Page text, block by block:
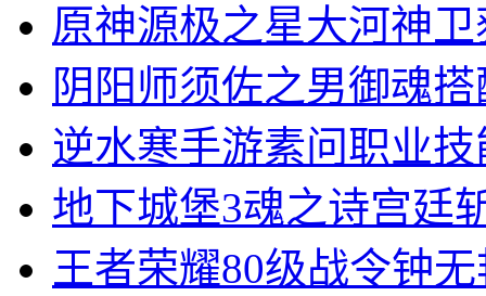
原神源极之星大河神
阴阳师须佐之男御魂
逆水寒手游素问职业
地下城堡3魂之诗宫廷
王者荣耀80级战令钟